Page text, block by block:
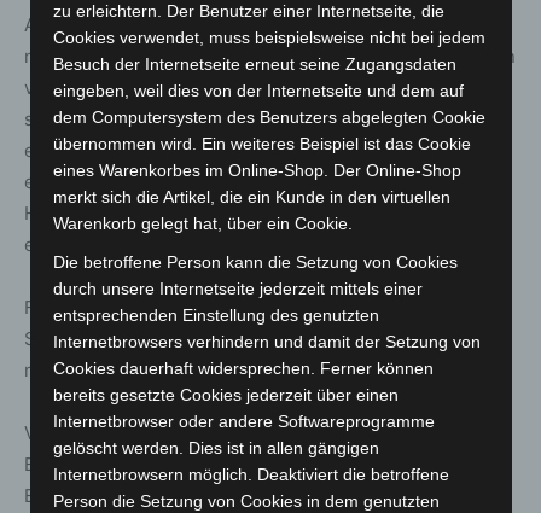
Am 31. Dezember 2021 und am 1. Januar 2022 gilt jedoch
nach § 7b Absatz 3 zudem ein Verbot von Ansammlungen
von Personen in der Öffentlichkeit unzulässig. Man darf
sich in dieser Zeit in der Öffentlichkeit außerhalb der
eigenen Wohnung nur mit Personen treffen, die dem
eigenen oder einem weiteren Haushalt angehören. Die
Höchstgrenze liegt bei fünf Personen, wobei Kinder bis
einschließlich 14 Jahren nicht einzurechnen sind.
Für Angehörige im Sinne des § 11 Abs. 1 Nr. 1 des
Strafgesetzbuchs ist die Haushaltszugehörigkeit nicht
maßgeblich. Angehörige im Sinne dieser Vorschrift sind
Verwandte und Verschwägerte gerader Linie, der
Ehegatte, der Lebenspartner, der Verlobte, Geschwister,
Ehegatten oder Lebenspartner der Geschwister,
zu erleichtern. Der Benutzer einer Internetseite, die
Cookies verwendet, muss beispielsweise nicht bei jedem
Besuch der Internetseite erneut seine Zugangsdaten
eingeben, weil dies von der Internetseite und dem auf
dem Computersystem des Benutzers abgelegten Cookie
übernommen wird. Ein weiteres Beispiel ist das Cookie
eines Warenkorbes im Online-Shop. Der Online-Shop
merkt sich die Artikel, die ein Kunde in den virtuellen
Warenkorb gelegt hat, über ein Cookie.
Die betroffene Person kann die Setzung von Cookies
durch unsere Internetseite jederzeit mittels einer
entsprechenden Einstellung des genutzten
Internetbrowsers verhindern und damit der Setzung von
Cookies dauerhaft widersprechen. Ferner können
bereits gesetzte Cookies jederzeit über einen
Internetbrowser oder andere Softwareprogramme
gelöscht werden. Dies ist in allen gängigen
Internetbrowsern möglich. Deaktiviert die betroffene
Person die Setzung von Cookies in dem genutzten